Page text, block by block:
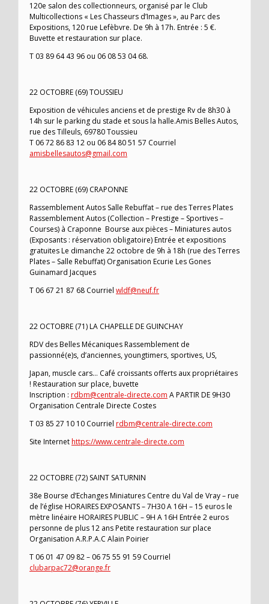
120e salon des collectionneurs, organisé par le Club
Multicollections « Les Chasseurs d’Images », au Parc des
Expositions, 120 rue Lefèbvre. De 9h à 17h. Entrée : 5 €.
Buvette et restauration sur place.
T 03 89 64 43 96 ou 06 08 53 04 68.
22 OCTOBRE (69) TOUSSIEU
Exposition de véhicules anciens et de prestige Rv de 8h30 à
14h sur le parking du stade et sous la halle.Amis Belles Autos,
rue des Tilleuls, 69780 Toussieu
T 06 72 86 83 12 ou 06 84 80 51 57 Courriel
amisbellesautos@gmail.com
22 OCTOBRE (69) CRAPONNE
Rassemblement Autos Salle Rebuffat – rue des Terres Plates
Rassemblement Autos (Collection – Prestige – Sportives –
Courses) à Craponne Bourse aux pièces – Miniatures autos
(Exposants : réservation obligatoire) Entrée et expositions
gratuites Le dimanche 22 octobre de 9h à 18h (rue des Terres
Plates – Salle Rebuffat) Organisation Ecurie Les Gones
Guinamard Jacques
T 06 67 21 87 68 Courriel wldf@neuf.fr
22 OCTOBRE (71) LA CHAPELLE DE GUINCHAY
RDV des Belles Mécaniques Rassemblement de
passionné(e)s, d’anciennes, youngtimers, sportives, US,
Japan, muscle cars… Café croissants offerts aux propriétaires
! Restauration sur place, buvette
Inscription : rdbm@centrale-directe.com A PARTIR DE 9H30
Organisation Centrale Directe Costes
T 03 85 27 10 10 Courriel rdbm@centrale-directe.com
Site Internethttps://www.centrale-directe.com
22 OCTOBRE (72) SAINT SATURNIN
38e Bourse d’Echanges Miniatures Centre du Val de Vray – rue
de l’église HORAIRES EXPOSANTS – 7H30 A 16H – 15 euros le
mètre linéaire HORAIRES PUBLIC – 9H A 16H Entrée 2 euros
personne de plus 12 ans Petite restauration sur place
Organisation A.R.P.A.C Alain Poirier
T 06 01 47 09 82 – 06 75 55 91 59 Courriel
clubarpac72@orange.fr